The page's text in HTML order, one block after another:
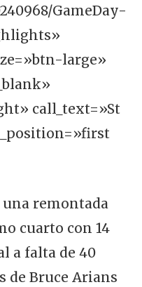
GameDay-
large»
call_text=»St
remontada
cuarto con 14
a falta de 40
de Bruce Arians